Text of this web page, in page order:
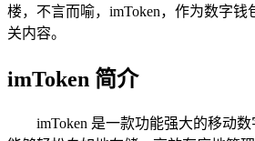
楼，不言而喻，imToken，作为数字
关内容。
imToken 简介
imToken 是一款功能强大的移动